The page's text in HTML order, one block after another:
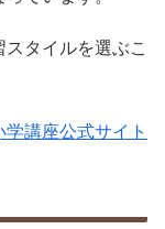
タイルを選ぶこ
講座公式サイト